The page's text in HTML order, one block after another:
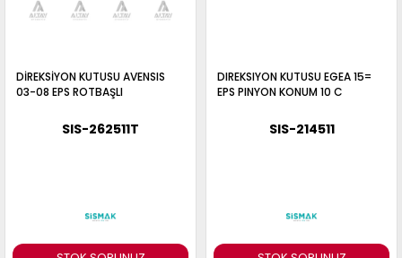
DİREKSİYON KUTUSU AVENSIS
03-08 EPS ROTBAŞLI
SIS-262511T
DIREKSIYON KUTUSU EGEA 15=
EPS PINYON KONUM 10 C
SIS-214511